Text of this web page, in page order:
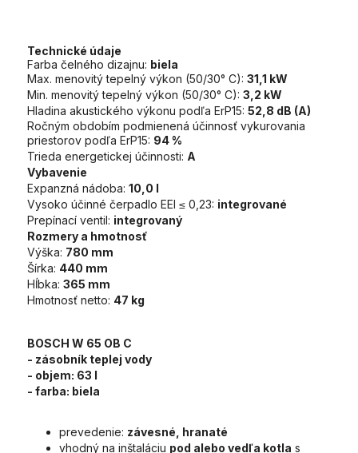
Technické údaje
Farba čelného dizajnu: biela
Max. menovitý tepelný výkon (50/30° C): 31,1 kW
Min. menovitý tepelný výkon (50/30° C): 3,2 kW
Hladina akustického výkonu podľa ErP15: 52,8 dB (A)
Ročným obdobím podmienená účinnosť vykurovania
priestorov podľa ErP15: 94 %
Trieda energetickej účinnosti: A
Vybavenie
Expanzná nádoba: 10,0 l
Vysoko účinné čerpadlo EEI ≤ 0,23: integrované
Prepínací ventil: integrovaný
Rozmery a hmotnosť
Výška: 780 mm
Šírka: 440 mm
Hĺbka: 365 mm
Hmotnosť netto: 47 kg
BOSCH W 65 OB C
- zásobník teplej vody
- objem: 63 l
- farba: biela
prevedenie: závesné, hranaté
vhodný na inštaláciu pod alebo vedľa kotla s